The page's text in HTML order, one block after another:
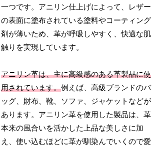
一つです。アニリン仕上げによって、レザー
の表面に塗布されている塗料やコーティング
剤が薄いため、革が呼吸しやすく、快適な肌
触りを実現しています。
アニリン革は、主に高級感のある革製品に使
用されています。例えば、高級ブランドのバ
ッグ、財布、靴、ソファ、ジャケットなどが
あります。アニリン革を使用した製品は、革
本来の風合いを活かした上品な美しさに加
え、使い込むほどに革が馴染んでいくので愛